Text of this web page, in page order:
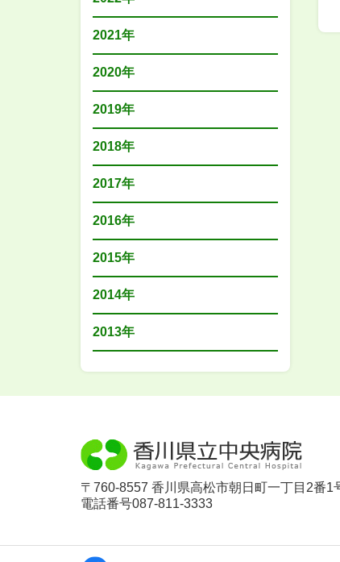
2021年
2020年
2019年
2018年
2017年
2016年
2015年
2014年
2013年
〒760-8557 香川県高松市朝日町一丁目2番1
電話番号087-811-3333